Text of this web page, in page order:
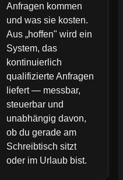
Anfragen kommen
und was sie kosten.
Aus „hoffen" wird ein
System, das
kontinuierlich
qualifizierte Anfragen
liefert — messbar,
steuerbar und
unabhängig davon,
ob du gerade am
Schreibtisch sitzt
oder im Urlaub bist.